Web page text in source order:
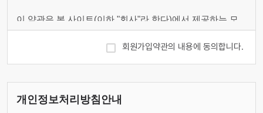
이 약관은 본 사이트(이하 "회사"라 한다)에서 제공하는 모
든 서비스(이하 "서비스"라 한다)의 이용조건 및 절차에 관
한 사항을 규정함을 목적으로 합니다.
이 약관에서 사용하는 용어의 정의는 다음 각 호와 같습니
회원가입약관의 내용에 동의합니다.
개인정보처리방침안내